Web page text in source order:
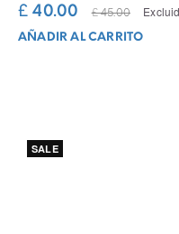
£ 40.00 £ 45.00
AÑADIR AL CARRITO
SALE